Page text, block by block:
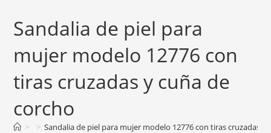
Sandalia de piel para
mujer modelo 12776 con
tiras cruzadas y cuña de
corcho
> > Sandalia de piel para mujer modelo 12776 con tiras cruzadas y